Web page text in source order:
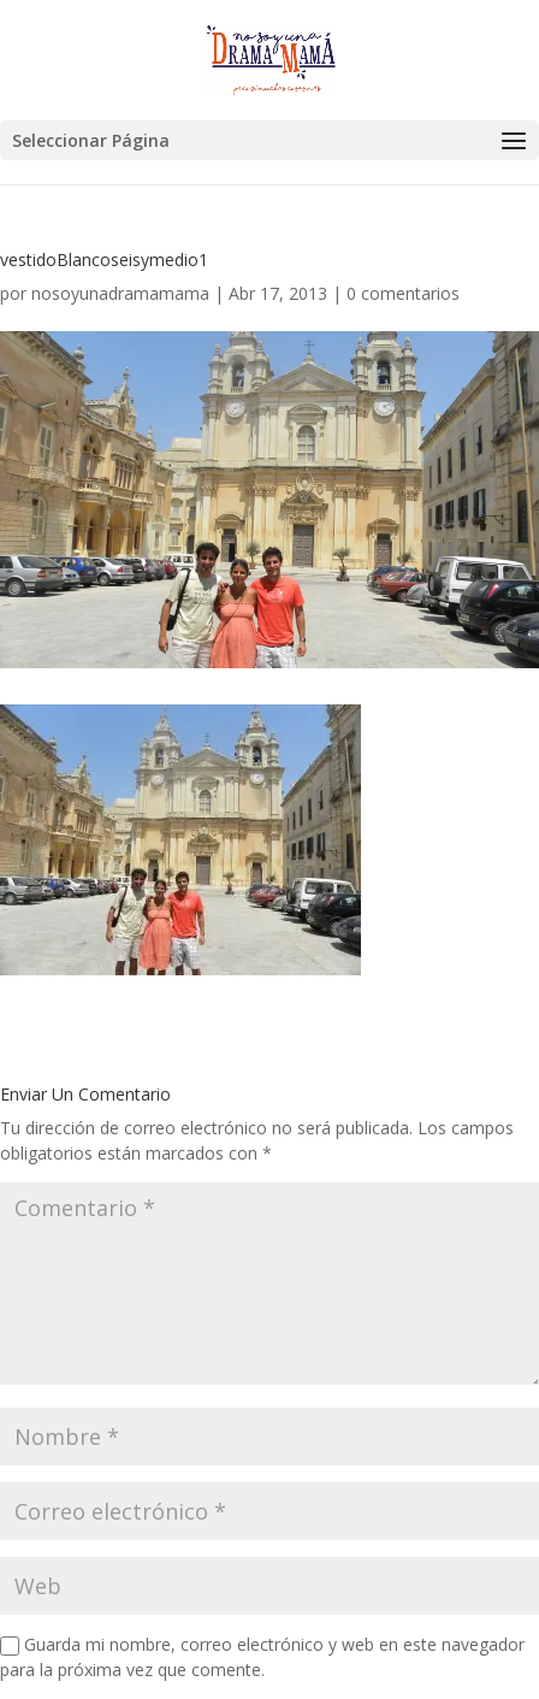
Seleccionar Página
vestidoBlancoseisymedio1
por nosoyunadramamama | Abr 17, 2013 | 0 comentarios
Enviar Un Comentario
Tu dirección de correo electrónico no será publicada. Los campos
obligatorios están marcados con *
Guarda mi nombre, correo electrónico y web en este navegador
para la próxima vez que comente.